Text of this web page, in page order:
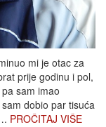
mi je otac za
prije godinu i pol,
sam imao
dobio par tisuća
PROČITAJ VIŠE